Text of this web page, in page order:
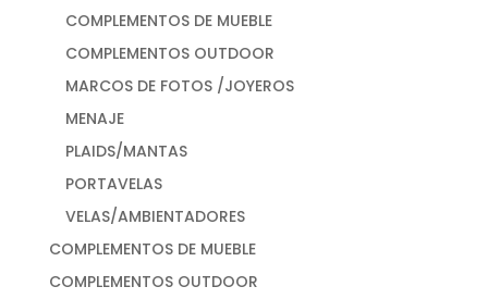
COMPLEMENTOS DE MUEBLE
COMPLEMENTOS OUTDOOR
MARCOS DE FOTOS /JOYEROS
MENAJE
PLAIDS/MANTAS
PORTAVELAS
VELAS/AMBIENTADORES
COMPLEMENTOS DE MUEBLE
COMPLEMENTOS OUTDOOR